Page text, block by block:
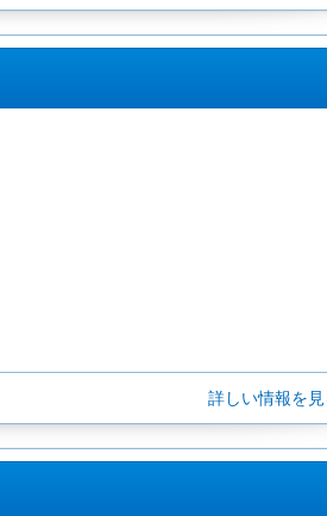
詳しい情報を